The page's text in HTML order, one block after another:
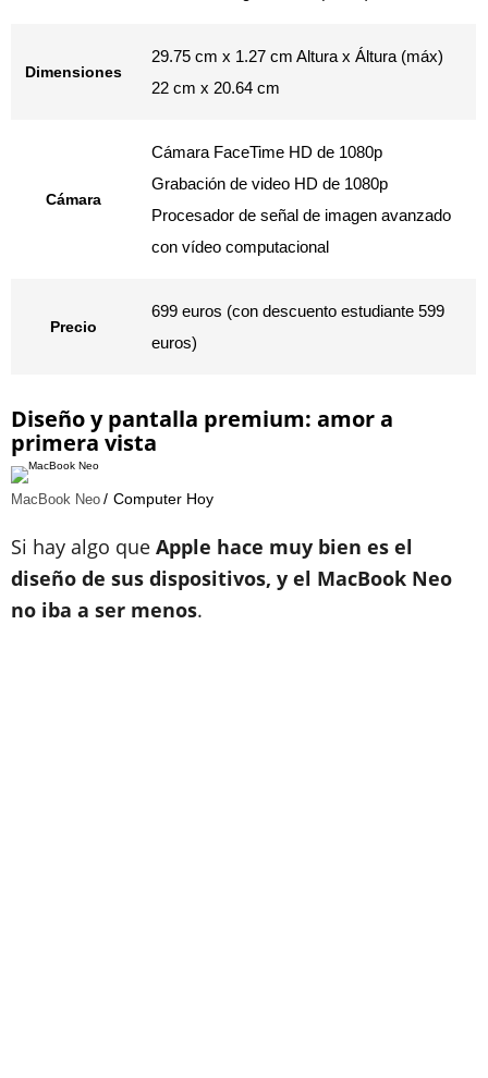
Dimensiones
29.75 cm x 1.27 cm Altura x Áltura (máx)
22 cm x 20.64 cm
Cámara
Cámara FaceTime HD de 1080p
Grabación de video HD de 1080p
Procesador de señal de imagen avanzado
con vídeo computacional
Precio
699 euros (con descuento estudiante 599
euros)
Diseño y pantalla premium: amor a
primera vista
MacBook Neo Computer Hoy
Si hay algo que Apple hace muy bien es el
diseño de sus dispositivos, y el MacBook Neo
no iba a ser menos.